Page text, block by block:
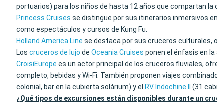
portuarios) para los niños de hasta 12 años que compartan la
Princess Cruises se distingue por sus itinerarios inmersivos
como espectáculos y cursos de Kung Fu.
Holland America Line se destaca por sus cruceros culturales,
Los cruceros de lujo de Oceania Cruises ponen el énfasis en
CroisiEurope es un actor principal de los cruceros fluviales,
completo, bebidas y Wi-Fi. También proponen viajes
colonial, bar en la cubierta solárium) y el RV Indochine II
(31
¿Qué tipos de excursiones están disponibles durante un